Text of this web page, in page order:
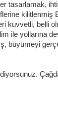
tasarlamak,
kilitlenmiş
kuvvetli, belli
ile yollarına
büyümeyi